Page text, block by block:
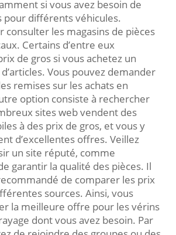
si vous avez besoin de
pour différents véhicules.
consulter les magasins de pièces
Certains d’entre eux
de gros si vous achetez un
Vous pouvez demander
remises sur les achats en
option consiste à rechercher
sites web vendent des
à des prix de gros, et vous y
d’excellentes offres. Veillez
un site réputé, comme
garantir la qualité des pièces. Il
de comparer les prix
sources. Ainsi, vous
la meilleure offre pour les vérins
dont vous avez besoin. Par